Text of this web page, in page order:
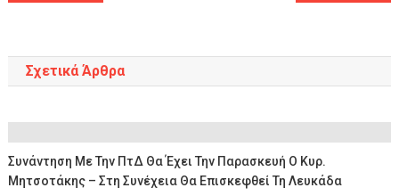
Σχετικά Άρθρα
Συνάντηση Με Την ΠτΔ Θα Έχει Την Παρασκευή Ο Κυρ.
Μητσοτάκης – Στη Συνέχεια Θα Επισκεφθεί Τη Λευκάδα